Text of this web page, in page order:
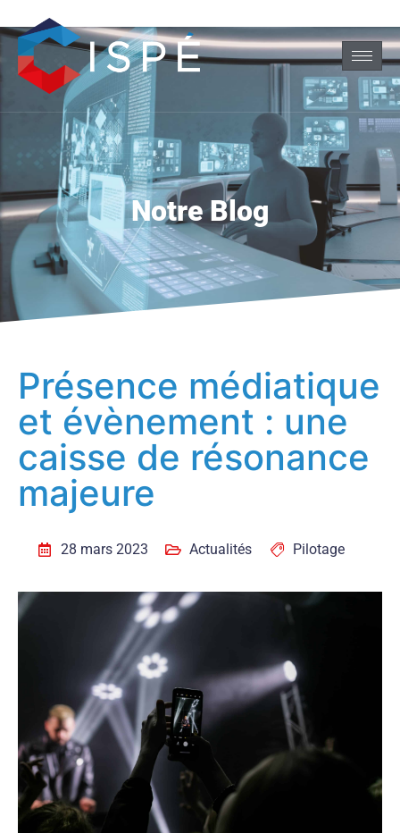
Notre Blog
Présence médiatique
et évènement : une
caisse de résonance
majeure
28 mars 2023 Actualités Pilotage